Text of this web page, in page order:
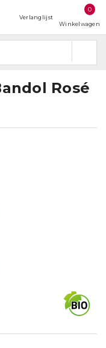
Verlanglijst
0
Winkelwagen
Rosé